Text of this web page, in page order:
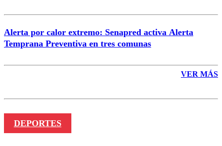
Alerta por calor extremo: Senapred activa Alerta
Temprana Preventiva en tres comunas
VER MÁS
DEPORTES